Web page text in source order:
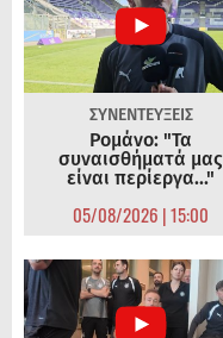
ΣΥΝΕΝΤΕΥΞΕΙΣ
Ρομάνο: "Τα
συναισθήματά μας
είναι περίεργα..."
05/08/2026 | 15:00